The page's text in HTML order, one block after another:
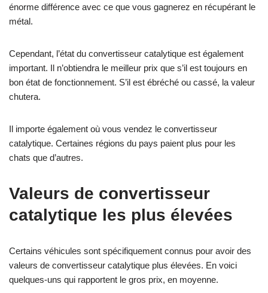
énorme différence avec ce que vous gagnerez en récupérant le
métal.
Cependant, l’état du convertisseur catalytique est également
important. Il n’obtiendra le meilleur prix que s’il est toujours en
bon état de fonctionnement. S’il est ébréché ou cassé, la valeur
chutera.
Il importe également où vous vendez le convertisseur
catalytique. Certaines régions du pays paient plus pour les
chats que d’autres.
Valeurs de convertisseur
catalytique les plus élevées
Certains véhicules sont spécifiquement connus pour avoir des
valeurs de convertisseur catalytique plus élevées. En voici
quelques-uns qui rapportent le gros prix, en moyenne.